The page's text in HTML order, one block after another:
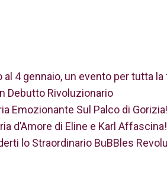
4 gennaio, un evento per tutta
Debutto Rivoluzionario
Emozionante Sul Palco di Gorizia!
d’Amore di Eline e Karl Affascina!
lo Straordinario BuBBles